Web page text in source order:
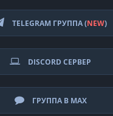
TELEGRAM ГРУППА (NEW)
DISCORD СЕРВЕР
ГРУППА В MAX